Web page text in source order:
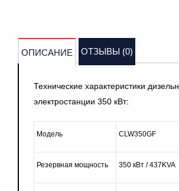
ОПИСАНИЕ ОТЗЫВЫ (0)
Технические характеристики
электростанции 350 кВт:
Модель CLW350GF
Резервная мощность 350 кВт / 437KVA